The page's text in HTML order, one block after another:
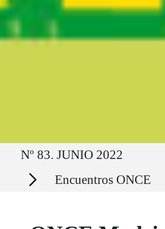
Ruta del sitio
Nº 83. JUNIO 2022
Secciones Encuentros ONCE